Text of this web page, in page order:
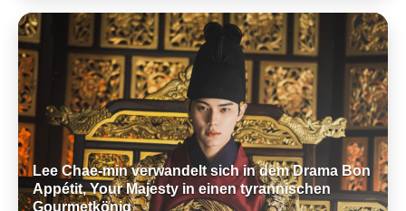
Lee Chae-min verwandelt sich in dem Drama Bon
Appétit, Your Majesty in einen tyrannischen
Gourmetkönig